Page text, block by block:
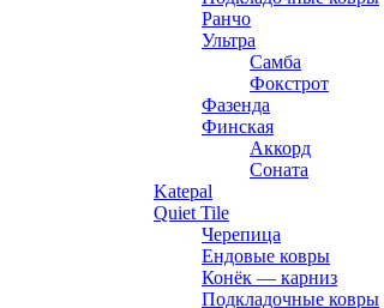
Ранчо
Ультра
Самба
Фокстрот
Фазенда
Финская
Аккорд
Соната
Katepal
Quiet Tile
Черепица
Ендовые ковры
Конёк — карниз
Подкладочные ковры